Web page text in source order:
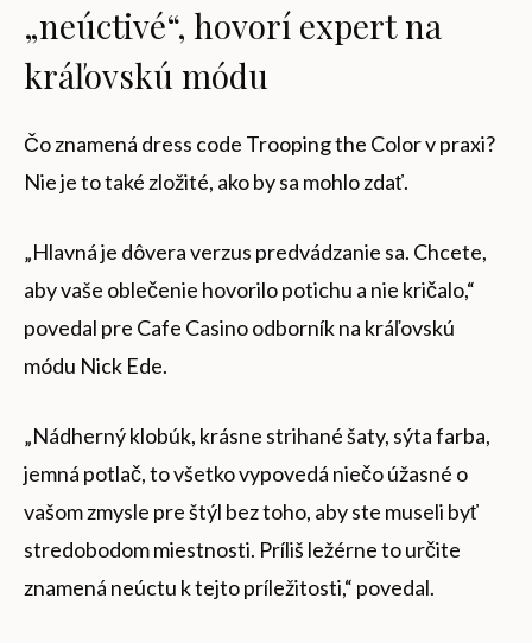
„neúctivé“, hovorí expert na
kráľovskú módu
Čo znamená dress code Trooping the Color v praxi?
Nie je to také zložité, ako by sa mohlo zdať.
„Hlavná je dôvera verzus predvádzanie sa. Chcete,
aby vaše oblečenie hovorilo potichu a nie kričalo,“
povedal pre Cafe Casino odborník na kráľovskú
módu Nick Ede.
„Nádherný klobúk, krásne strihané šaty, sýta farba,
jemná potlač, to všetko vypovedá niečo úžasné o
vašom zmysle pre štýl bez toho, aby ste museli byť
stredobodom miestnosti. Príliš ležérne to určite
znamená neúctu k tejto príležitosti,“ povedal.